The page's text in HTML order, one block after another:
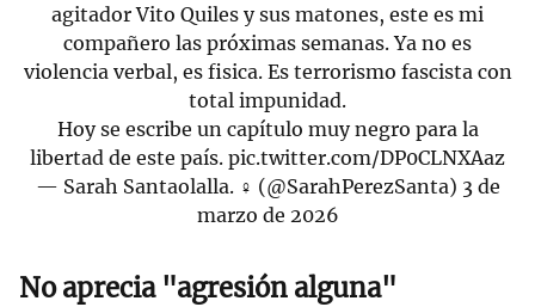
agitador Vito Quiles y sus matones, este es mi
compañero las próximas semanas. Ya no es
violencia verbal, es fisica. Es terrorismo fascista con
total impunidad.
Hoy se escribe un capítulo muy negro para la
libertad de este país. pic.twitter.com/DP0CLNXAaz
— Sarah Santaolalla. ♀ (@SarahPerezSanta) 3 de
marzo de 2026
No aprecia "agresión alguna"